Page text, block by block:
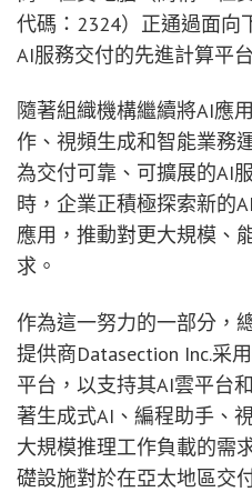
代碼：2324）正通過面向
AI服務交付的先進計算平
隨著組織機構繼續將AI應
作、視頻生成和智能業務
為交付可靠、可擴展的AI
時，企業正積極探索新的
應用，推動對更大規模、
求。
作為這一努力的一部分，
提供商Datasection Inc.采
平台，以支持其AI雲平台
著生成式AI、編程助手、
大規模推理工作負載的需
礎設施對於在亞太地區交